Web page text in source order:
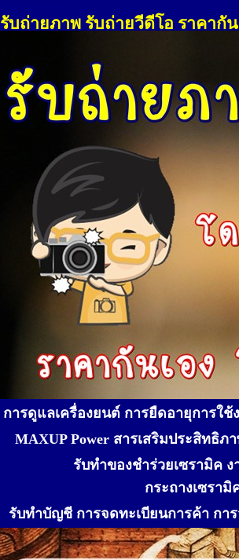
รับถ่ายภาพ รับถ่ายวีดีโอ ราคากั
การดูแลเครื่องยนต์ การยืดอายุการใ
MAXUP Power สารเสริมประสิทธิ
รับทำของชำร่วยเซรามิค
กระถางเซรา
รับทำบัญชี การจดทะเบียนการค้า กา